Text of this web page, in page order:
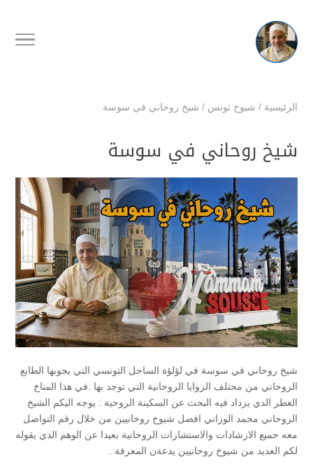
الرئيسية / شيوخ تونس / شيخ روحاني في سوسة
شيخ روحاني في سوسة
شيخ روحاني في سوسة في لؤلؤة الساحل التونسي التي يجوبها الطابع
الروحاني من محتلف الزوايا الروحانية التي توجد بها .في هذا المناخ
العطر الدي يزداد فيه البحث عن السكينة الروحية . يوجه اليكم الشيخ
الروحاني محمد الوزاني افضل شيوخ روحانيين من خلال رقم التواصل
معه حميع الارشادات والاستشارات الروحانية بعيدا عن الوهم الدي يقوله
لكم العديد من شيوخ روحانيين يدعةن المعرفة .